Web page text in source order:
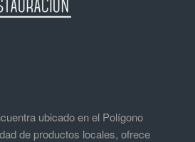
ubicado en el Polígono
de productos locales, ofrece